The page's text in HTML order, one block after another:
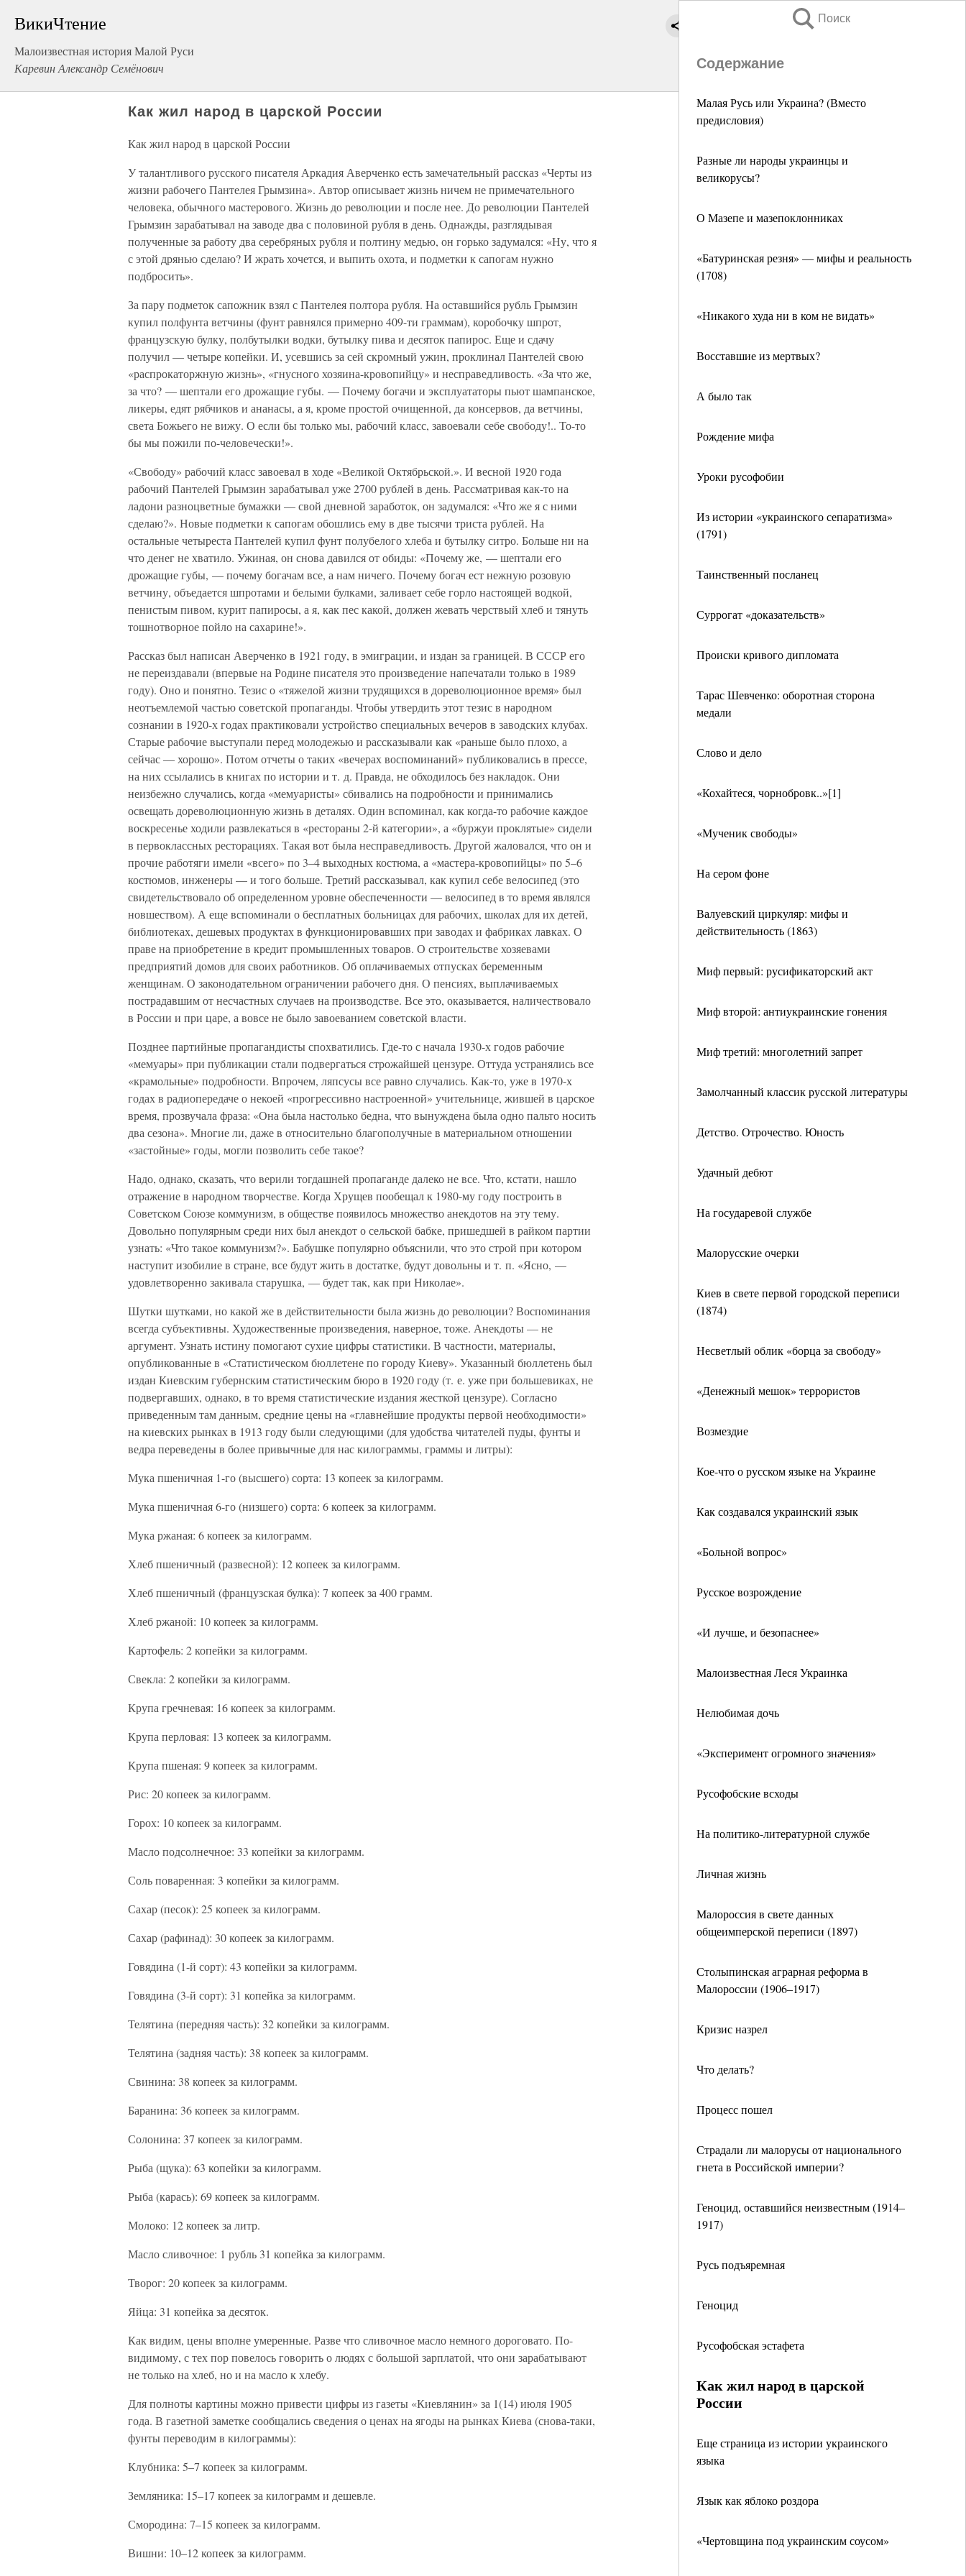
ВикиЧтение
Малоизвестная история Малой Руси
Каревин Александр Семёнович
Поиск
Содержание
Малая Русь или Украина? (Вместо
предисловия)
Разные ли народы украинцы и
великорусы?
О Мазепе и мазепоклонниках
«Батуринская резня» — мифы и реальность
(1708)
«Никакого худа ни в ком не видать»
Восставшие из мертвых?
А было так
Рождение мифа
Уроки русофобии
Из истории «украинского сепаратизма»
(1791)
Таинственный посланец
Суррогат «доказательств»
Происки кривого дипломата
Тарас Шевченко: оборотная сторона
медали
Слово и дело
«Кохайтеся, чорнобровк..»[1]
«Мученик свободы»
На сером фоне
Валуевский циркуляр: мифы и
действительность (1863)
Миф первый: русификаторский акт
Миф второй: антиукраинские гонения
Миф третий: многолетний запрет
Замолчанный классик русской литературы
Детство. Отрочество. Юность
Удачный дебют
На государевой службе
Малорусские очерки
Киев в свете первой городской переписи
(1874)
Несветлый облик «борца за свободу»
«Денежный мешок» террористов
Возмездие
Кое-что о русском языке на Украине
Как создавался украинский язык
«Больной вопрос»
Русское возрождение
«И лучше, и безопаснее»
Малоизвестная Леся Украинка
Нелюбимая дочь
«Эксперимент огромного значения»
Русофобские всходы
На политико-литературной службе
Личная жизнь
Малороссия в свете данных
общеимперской переписи (1897)
Столыпинская аграрная реформа в
Малороссии (1906–1917)
Кризис назрел
Что делать?
Процесс пошел
Страдали ли малорусы от национального
гнета в Российской империи?
Геноцид, оставшийся неизвестным (1914–
1917)
Русь подъяремная
Геноцид
Русофобская эстафета
Как жил народ в царской
России
Еще страница из истории украинского
языка
Язык как яблоко роздора
«Чертовщина под украинским соусом»
Как жил народ в царской России
Как жил народ в царской России
У талантливого русского писателя Аркадия Аверченко есть замечательный рассказ «Черты из
жизни рабочего Пантелея Грымзина». Автор описывает жизнь ничем не примечательного
человека, обычного мастерового. Жизнь до революции и после нее. До революции Пантелей
Грымзин зарабатывал на заводе два с половиной рубля в день. Однажды, разглядывая
полученные за работу два серебряных рубля и полтину медью, он горько задумался: «Ну, что я
с этой дрянью сделаю? И жрать хочется, и выпить охота, и подметки к сапогам нужно
подбросить».
За пару подметок сапожник взял с Пантелея полтора рубля. На оставшийся рубль Грымзин
купил полфунта ветчины (фунт равнялся примерно 409-ти граммам), коробочку шпрот,
французскую булку, полбутылки водки, бутылку пива и десяток папирос. Еще и сдачу
получил — четыре копейки. И, усевшись за сей скромный ужин, проклинал Пантелей свою
«распрокаторжную жизнь», «гнусного хозяина-кровопийцу» и несправедливость. «За что же,
за что? — шептали его дрожащие губы. — Почему богачи и эксплуататоры пьют шампанское,
ликеры, едят рябчиков и ананасы, а я, кроме простой очищенной, да консервов, да ветчины,
света Божьего не вижу. О если бы только мы, рабочий класс, завоевали себе свободу!.. То-то
бы мы пожили по-человечески!».
«Свободу» рабочий класс завоевал в ходе «Великой Октябрьской.». И весной 1920 года
рабочий Пантелей Грымзин зарабатывал уже 2700 рублей в день. Рассматривая как-то на
ладони разноцветные бумажки — свой дневной заработок, он задумался: «Что же я с ними
сделаю?». Новые подметки к сапогам обошлись ему в две тысячи триста рублей. На
остальные четыреста Пантелей купил фунт полубелого хлеба и бутылку ситро. Больше ни на
что денег не хватило. Ужиная, он снова давился от обиды: «Почему же, — шептали его
дрожащие губы, — почему богачам все, а нам ничего. Почему богач ест нежную розовую
ветчину, объедается шпротами и белыми булками, заливает себе горло настоящей водкой,
пенистым пивом, курит папиросы, а я, как пес какой, должен жевать черствый хлеб и тянуть
тошнотворное пойло на сахарине!».
Рассказ был написан Аверченко в 1921 году, в эмиграции, и издан за границей. В СССР его
не переиздавали (впервые на Родине писателя это произведение напечатали только в 1989
году). Оно и понятно. Тезис о «тяжелой жизни трудящихся в дореволюционное время» был
неотъемлемой частью советской пропаганды. Чтобы утвердить этот тезис в народном
сознании в 1920-х годах практиковали устройство специальных вечеров в заводских клубах.
Старые рабочие выступали перед молодежью и рассказывали как «раньше было плохо, а
сейчас — хорошо». Потом отчеты о таких «вечерах воспоминаний» публиковались в прессе,
на них ссылались в книгах по истории и т. д. Правда, не обходилось без накладок. Они
неизбежно случались, когда «мемуаристы» сбивались на подробности и принимались
освещать дореволюционную жизнь в деталях. Один вспоминал, как когда-то рабочие каждое
воскресенье ходили развлекаться в «рестораны 2-й категории», а «буржуи проклятые» сидели
в первоклассных ресторациях. Такая вот была несправедливость. Другой жаловался, что он и
прочие работяги имели «всего» по 3–4 выходных костюма, а «мастера-кровопийцы» по 5–6
костюмов, инженеры — и того больше. Третий рассказывал, как купил себе велосипед (это
свидетельствовало об определенном уровне обеспеченности — велосипед в то время являлся
новшеством). А еще вспоминали о бесплатных больницах для рабочих, школах для их детей,
библиотеках, дешевых продуктах в функционировавших при заводах и фабриках лавках. О
праве на приобретение в кредит промышленных товаров. О строительстве хозяевами
предприятий домов для своих работников. Об оплачиваемых отпусках беременным
женщинам. О законодательном ограничении рабочего дня. О пенсиях, выплачиваемых
пострадавшим от несчастных случаев на производстве. Все это, оказывается, наличествовало
в России и при царе, а вовсе не было завоеванием советской власти.
Позднее партийные пропагандисты спохватились. Где-то с начала 1930-х годов рабочие
«мемуары» при публикации стали подвергаться строжайшей цензуре. Оттуда устранялись все
«крамольные» подробности. Впрочем, ляпсусы все равно случались. Как-то, уже в 1970-х
годах в радиопередаче о некоей «прогрессивно настроенной» учительнице, жившей в царское
время, прозвучала фраза: «Она была настолько бедна, что вынуждена была одно пальто носить
два сезона». Многие ли, даже в относительно благополучные в материальном отношении
«застойные» годы, могли позволить себе такое?
Надо, однако, сказать, что верили тогдашней пропаганде далеко не все. Что, кстати, нашло
отражение в народном творчестве. Когда Хрущев пообещал к 1980-му году построить в
Советском Союзе коммунизм, в обществе появилось множество анекдотов на эту тему.
Довольно популярным среди них был анекдот о сельской бабке, пришедшей в райком партии
узнать: «Что такое коммунизм?». Бабушке популярно объяснили, что это строй при котором
наступит изобилие в стране, все будут жить в достатке, будут довольны и т. п. «Ясно, —
удовлетворенно закивала старушка, — будет так, как при Николае».
Шутки шутками, но какой же в действительности была жизнь до революции? Воспоминания
всегда субъективны. Художественные произведения, наверное, тоже. Анекдоты — не
аргумент. Узнать истину помогают сухие цифры статистики. В частности, материалы,
опубликованные в «Статистическом бюллетене по городу Киеву». Указанный бюллетень был
издан Киевским губернским статистическим бюро в 1920 году (т. е. уже при большевиках, не
подвергавших, однако, в то время статистические издания жесткой цензуре). Согласно
приведенным там данным, средние цены на «главнейшие продукты первой необходимости»
на киевских рынках в 1913 году были следующими (для удобства читателей пуды, фунты и
ведра переведены в более привычные для нас килограммы, граммы и литры):
Мука пшеничная 1-го (высшего) сорта: 13 копеек за килограмм.
Мука пшеничная 6-го (низшего) сорта: 6 копеек за килограмм.
Мука ржаная: 6 копеек за килограмм.
Хлеб пшеничный (развесной): 12 копеек за килограмм.
Хлеб пшеничный (французская булка): 7 копеек за 400 грамм.
Хлеб ржаной: 10 копеек за килограмм.
Картофель: 2 копейки за килограмм.
Свекла: 2 копейки за килограмм.
Крупа гречневая: 16 копеек за килограмм.
Крупа перловая: 13 копеек за килограмм.
Крупа пшеная: 9 копеек за килограмм.
Рис: 20 копеек за килограмм.
Горох: 10 копеек за килограмм.
Масло подсолнечное: 33 копейки за килограмм.
Соль поваренная: 3 копейки за килограмм.
Сахар (песок): 25 копеек за килограмм.
Сахар (рафинад): 30 копеек за килограмм.
Говядина (1-й сорт): 43 копейки за килограмм.
Говядина (3-й сорт): 31 копейка за килограмм.
Телятина (передняя часть): 32 копейки за килограмм.
Телятина (задняя часть): 38 копеек за килограмм.
Свинина: 38 копеек за килограмм.
Баранина: 36 копеек за килограмм.
Солонина: 37 копеек за килограмм.
Рыба (щука): 63 копейки за килограмм.
Рыба (карась): 69 копеек за килограмм.
Молоко: 12 копеек за литр.
Масло сливочное: 1 рубль 31 копейка за килограмм.
Творог: 20 копеек за килограмм.
Яйца: 31 копейка за десяток.
Как видим, цены вполне умеренные. Разве что сливочное масло немного дороговато. По-
видимому, с тех пор повелось говорить о людях с большой зарплатой, что они зарабатывают
не только на хлеб, но и на масло к хлебу.
Для полноты картины можно привести цифры из газеты «Киевлянин» за 1(14) июля 1905
года. В газетной заметке сообщались сведения о ценах на ягоды на рынках Киева (снова-таки,
фунты переводим в килограммы):
Клубника: 5–7 копеек за килограмм.
Земляника: 15–17 копеек за килограмм и дешевле.
Смородина: 7–15 копеек за килограмм.
Вишни: 10–12 копеек за килограмм.